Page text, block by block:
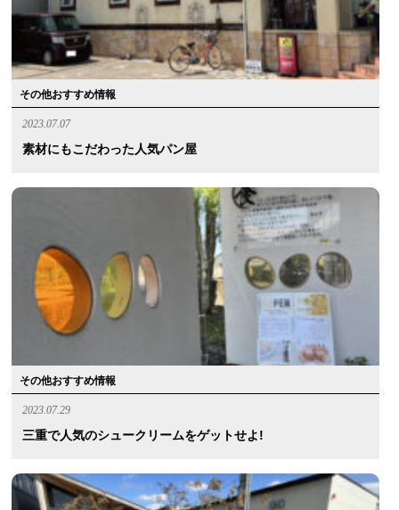
その他おすすめ情報
2023.07.07
素材にもこだわった人気パン屋
その他おすすめ情報
2023.07.29
三重で人気のシュークリームをゲットせよ!